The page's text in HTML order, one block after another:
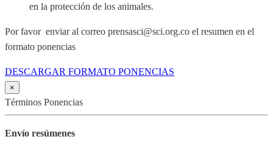
en la protección de los animales.
Por favor enviar al correo prensasci@sci.org.co el resumen en el
formato ponencias
DESCARGAR FORMATO PONENCIAS
×
Términos Ponencias
Envío resúmenes